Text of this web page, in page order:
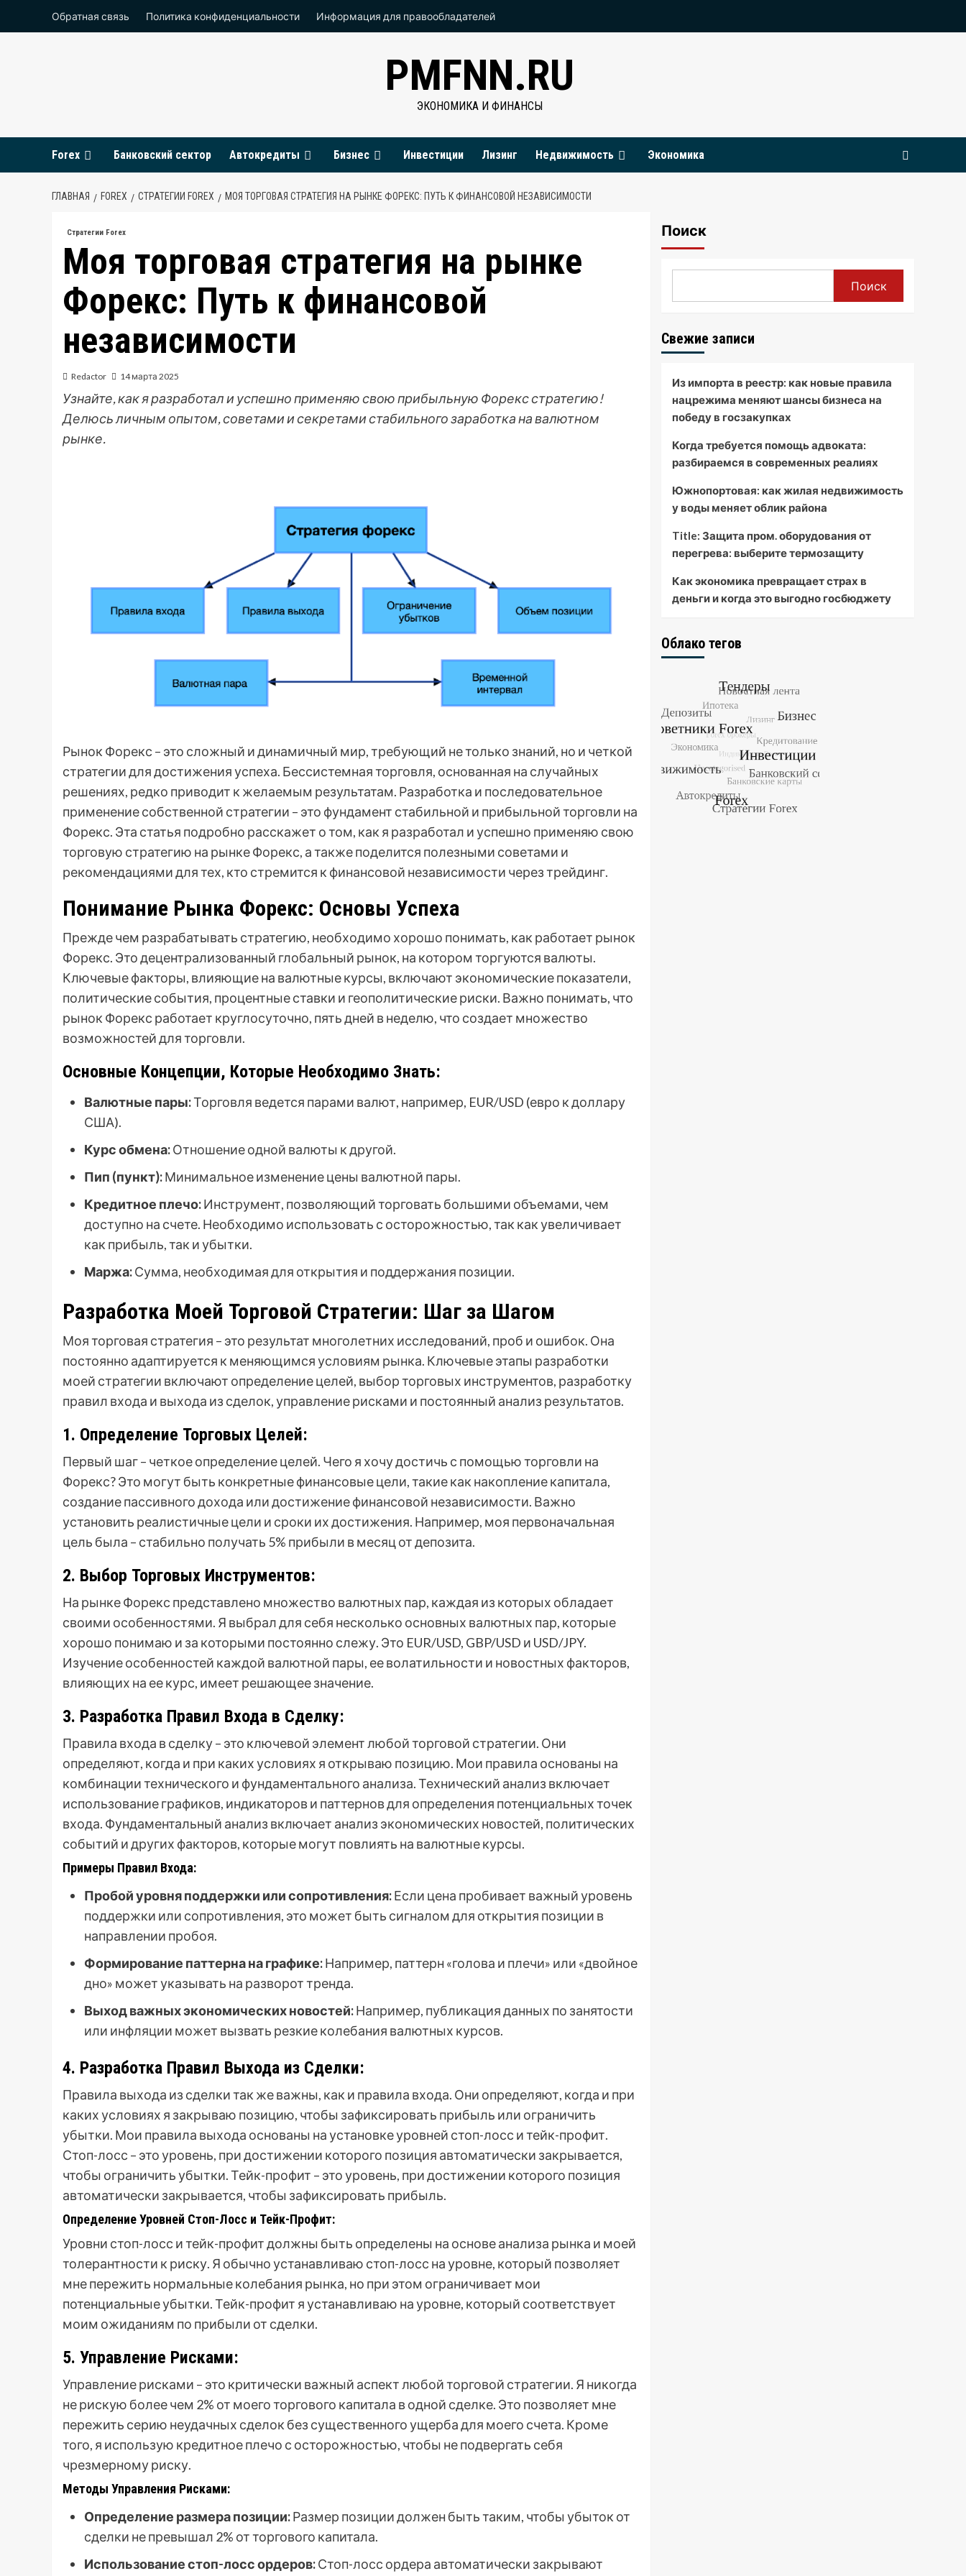
Обратная связь Политика конфиденциальности Информация для правообладателей
PMFNN.RU
ЭКОНОМИКА И ФИНАНСЫ
Forex Банковский сектор Автокредиты Бизнес Инвестиции Лизинг Недвижимость Экономика
ГЛАВНАЯ FOREX СТРАТЕГИИ FOREX МОЯ ТОРГОВАЯ СТРАТЕГИЯ НА РЫНКЕ ФОРЕКС: ПУТЬ К ФИНАНСОВОЙ НЕЗАВИСИМОСТИ
Стратегии Forex
Моя торговая стратегия на рынке
Форекс: Путь к финансовой
независимости
Redactor 14 марта 2025
Узнайте, как я разработал и успешно применяю свою прибыльную Форекс стратегию!
Делюсь личным опытом, советами и секретами стабильного заработка на валютном
рынке.
Рынок Форекс – это сложный и динамичный мир, требующий не только знаний, но и четкой
стратегии для достижения успеха. Бессистемная торговля, основанная на случайных
решениях, редко приводит к желаемым результатам. Разработка и последовательное
применение собственной стратегии – это фундамент стабильной и прибыльной торговли на
Форекс. Эта статья подробно расскажет о том, как я разработал и успешно применяю свою
торговую стратегию на рынке Форекс, а также поделится полезными советами и
рекомендациями для тех, кто стремится к финансовой независимости через трейдинг.
Понимание Рынка Форекс: Основы Успеха
Прежде чем разрабатывать стратегию, необходимо хорошо понимать, как работает рынок
Форекс. Это децентрализованный глобальный рынок, на котором торгуются валюты.
Ключевые факторы, влияющие на валютные курсы, включают экономические показатели,
политические события, процентные ставки и геополитические риски. Важно понимать, что
рынок Форекс работает круглосуточно, пять дней в неделю, что создает множество
возможностей для торговли.
Основные Концепции, Которые Необходимо Знать:
Валютные пары:Торговля ведется парами валют, например, EUR/USD (евро к доллару
США).
Курс обмена:Отношение одной валюты к другой.
Пип (пункт):Минимальное изменение цены валютной пары.
Кредитное плечо:Инструмент, позволяющий торговать большими объемами, чем
доступно на счете. Необходимо использовать с осторожностью, так как увеличивает
как прибыль, так и убытки.
Маржа:Сумма, необходимая для открытия и поддержания позиции.
Разработка Моей Торговой Стратегии: Шаг за Шагом
Моя торговая стратегия – это результат многолетних исследований, проб и ошибок. Она
постоянно адаптируется к меняющимся условиям рынка. Ключевые этапы разработки
моей стратегии включают определение целей, выбор торговых инструментов, разработку
правил входа и выхода из сделок, управление рисками и постоянный анализ результатов.
1. Определение Торговых Целей:
Первый шаг – четкое определение целей. Чего я хочу достичь с помощью торговли на
Форекс? Это могут быть конкретные финансовые цели, такие как накопление капитала,
создание пассивного дохода или достижение финансовой независимости. Важно
установить реалистичные цели и сроки их достижения. Например, моя первоначальная
цель была – стабильно получать 5% прибыли в месяц от депозита.
2. Выбор Торговых Инструментов:
На рынке Форекс представлено множество валютных пар, каждая из которых обладает
своими особенностями. Я выбрал для себя несколько основных валютных пар, которые
хорошо понимаю и за которыми постоянно слежу. Это EUR/USD, GBP/USD и USD/JPY.
Изучение особенностей каждой валютной пары, ее волатильности и новостных факторов,
влияющих на ее курс, имеет решающее значение.
3. Разработка Правил Входа в Сделку:
Правила входа в сделку – это ключевой элемент любой торговой стратегии. Они
определяют, когда и при каких условиях я открываю позицию. Мои правила основаны на
комбинации технического и фундаментального анализа. Технический анализ включает
использование графиков, индикаторов и паттернов для определения потенциальных точек
входа. Фундаментальный анализ включает анализ экономических новостей, политических
событий и других факторов, которые могут повлиять на валютные курсы.
Примеры Правил Входа:
Пробой уровня поддержки или сопротивления:Если цена пробивает важный уровень
поддержки или сопротивления, это может быть сигналом для открытия позиции в
направлении пробоя.
Формирование паттерна на графике:Например, паттерн «голова и плечи» или «двойное
дно» может указывать на разворот тренда.
Выход важных экономических новостей:Например, публикация данных по занятости
или инфляции может вызвать резкие колебания валютных курсов.
4. Разработка Правил Выхода из Сделки:
Правила выхода из сделки так же важны, как и правила входа. Они определяют, когда и при
каких условиях я закрываю позицию, чтобы зафиксировать прибыль или ограничить
убытки. Мои правила выхода основаны на установке уровней стоп-лосс и тейк-профит.
Стоп-лосс – это уровень, при достижении которого позиция автоматически закрывается,
чтобы ограничить убытки. Тейк-профит – это уровень, при достижении которого позиция
автоматически закрывается, чтобы зафиксировать прибыль.
Определение Уровней Стоп-Лосс и Тейк-Профит:
Уровни стоп-лосс и тейк-профит должны быть определены на основе анализа рынка и моей
толерантности к риску. Я обычно устанавливаю стоп-лосс на уровне, который позволяет
мне пережить нормальные колебания рынка, но при этом ограничивает мои
потенциальные убытки. Тейк-профит я устанавливаю на уровне, который соответствует
моим ожиданиям по прибыли от сделки.
5. Управление Рисками:
Управление рисками – это критически важный аспект любой торговой стратегии. Я никогда
не рискую более чем 2% от моего торгового капитала в одной сделке. Это позволяет мне
пережить серию неудачных сделок без существенного ущерба для моего счета. Кроме
того, я использую кредитное плечо с осторожностью, чтобы не подвергать себя
чрезмерному риску.
Методы Управления Рисками:
Определение размера позиции:Размер позиции должен быть таким, чтобы убыток от
сделки не превышал 2% от торгового капитала.
Использование стоп-лосс ордеров:Стоп-лосс ордера автоматически закрывают
Поиск
Поиск
Свежие записи
Из импорта в реестр: как новые правила
нацрежима меняют шансы бизнеса на
победу в госзакупках
Когда требуется помощь адвоката:
разбираемся в современных реалиях
Южнопортовая: как жилая недвижимость
у воды меняет облик района
Title: Защита пром. оборудования от
перегрева: выберите термозащиту
Как экономика превращает страх в
деньги и когда это выгодно госбюджету
Облако тегов